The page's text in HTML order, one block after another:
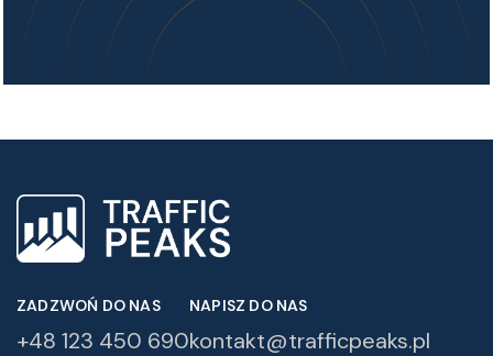
ZADZWOŃ DO NAS
+48 123 450 690
NAPISZ DO NAS
kontakt@trafficpeaks.pl